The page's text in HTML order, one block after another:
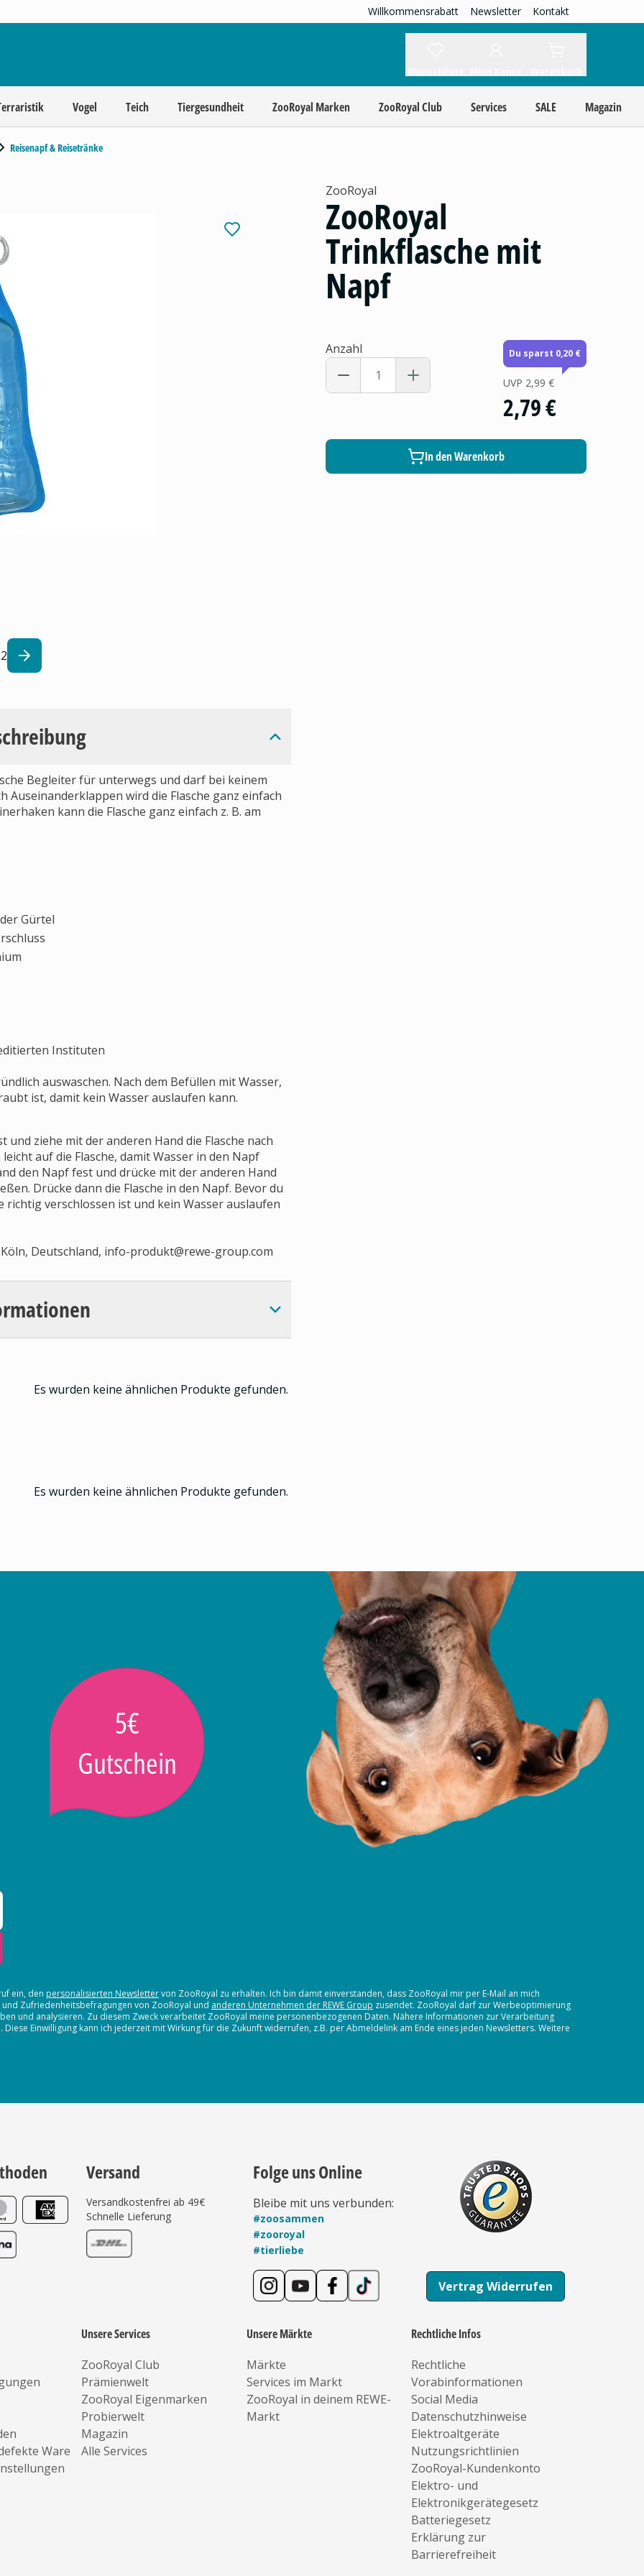
Willkommensrabatt Newsletter Kontakt
Vogel Teich Tiergesundheit ZooRoyal Marken ZooRoyal Club Services SALE Magazin
Reisenapf & Reisetränke
2
Begleiter für unterwegs und darf bei keinem
Auseinanderklappen wird die Flasche ganz einfach
kann die Flasche ganz einfach z. B. am
Gürtel
Instituten
auswaschen. Nach dem Befüllen mit Wasser,
ist, damit kein Wasser auslaufen kann.
ziehe mit der anderen Hand die Flasche nach
auf die Flasche, damit Wasser in den Napf
den Napf fest und drücke mit der anderen Hand
Drücke dann die Flasche in den Napf. Bevor du
richtig verschlossen ist und kein Wasser auslaufen
Deutschland, info-produkt@rewe-group.com
ZooRoyal
ZooRoyal
Trinkflasche mit
Napf
Anzahl Du sparst 0,20 €
UVP 2,99 €
2,79 €
In den Warenkorb
Es wurden keine ähnlichen Produkte gefunden.
Es wurden keine ähnlichen Produkte gefunden.
5€
Gutschein
ein, den personalisierten Newslettervon ZooRoyal zu erhalten. Ich bin damit einverstanden, dass ZooRoyal mir per E-Mail an mich
Zufriedenheitsbefragungen von ZooRoyal und anderen Unternehmen der REWE Group zusendet. ZooRoyal darf zur Werbeoptimierung
und analysieren. Zu diesem Zweck verarbeitet ZooRoyal meine personenbezogenen Daten. Nähere Informationen zur Verarbeitung
Einwilligung kann ich jederzeit mit Wirkung für die Zukunft widerrufen, z.B. per Abmeldelink am Ende eines jeden Newsletters. Weitere
Versand
Versandkostenfrei ab 49€
Schnelle Lieferung
Folge uns Online
Bleibe mit uns verbunden:
#zoosammen
#zooroyal
#tierliebe
Vertrag Widerrufen
Ware
Unsere Services
ZooRoyal Club
Prämienwelt
ZooRoyal Eigenmarken
Probierwelt
Magazin
Alle Services
Unsere Märkte
Märkte
Services im Markt
ZooRoyal in deinem REWE-
Markt
Rechtliche Infos
Rechtliche
Vorabinformationen
Social Media
Datenschutzhinweise
Elektroaltgeräte
Nutzungsrichtlinien
ZooRoyal-Kundenkonto
Elektro- und
Elektronikgerätegesetz
Batteriegesetz
Erklärung zur
Barrierefreiheit